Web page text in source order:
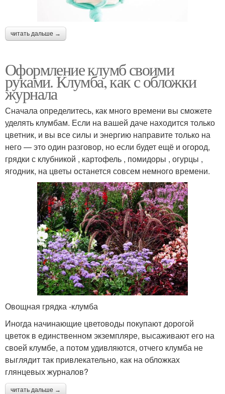
читать дальше →
Оформление клумб своими
руками. Клумба, как с обложки
журнала
Сначала определитесь, как много времени вы сможете
уделять клумбам. Если на вашей даче находится только
цветник, и вы все силы и энергию направите только на
него — это один разговор, но если будет ещё и огород,
грядки с клубникой , картофель , помидоры , огурцы ,
ягодник, на цветы останется совсем немного времени.
Овощная грядка -клумба
Иногда начинающие цветоводы покупают дорогой
цветок в единственном экземпляре, высаживают его на
своей клумбе, а потом удивляются, отчего клумба не
выглядит так привлекательно, как на обложках
глянцевых журналов?
читать дальше →